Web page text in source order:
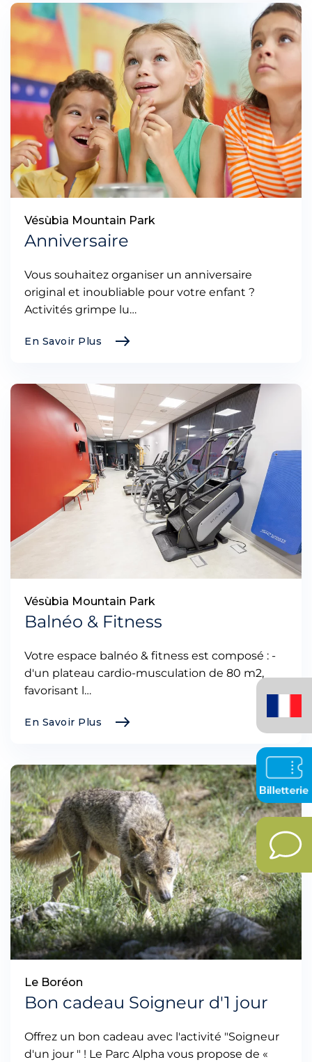
Vésùbia Mountain Park
Anniversaire
Vous souhaitez organiser un anniversaire
original et inoubliable pour votre enfant ?
Activités grimpe lu…
En Savoir Plus
Vésùbia Mountain Park
Balnéo & Fitness
Votre espace balnéo & fitness est composé : -
d'un plateau cardio-musculation de 80 m2,
favorisant l…
En Savoir Plus
Le Boréon
Bon cadeau Soigneur d'1 jour
Offrez un bon cadeau avec l'activité "Soigneur
d'un jour " ! Le Parc Alpha vous propose de «